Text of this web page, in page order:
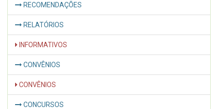
RECOMENDAÇÕES
RELATÓRIOS
INFORMATIVOS
CONVÊNIOS
CONVÊNIOS
CONCURSOS